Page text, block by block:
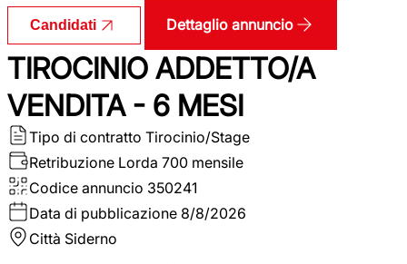
Candidati Dettaglio annuncio
TIROCINIO ADDETTO/A
VENDITA - 6 MESI
Tipo di contratto Tirocinio/Stage
Retribuzione Lorda 700 mensile
Codice annuncio 350241
Data di pubblicazione 8/8/2026
Città Siderno